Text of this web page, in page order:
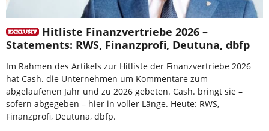
Hitliste Finanzvertriebe 2026 –
Statements: RWS, Finanzprofi, Deutuna, dbfp
Im Rahmen des Artikels zur Hitliste der Finanzvertriebe 2026
hat Cash. die Unternehmen um Kommentare zum
abgelaufenen Jahr und zu 2026 gebeten. Cash. bringt sie –
sofern abgegeben – hier in voller Länge. Heute: RWS,
Finanzprofi, Deutuna, dbfp.